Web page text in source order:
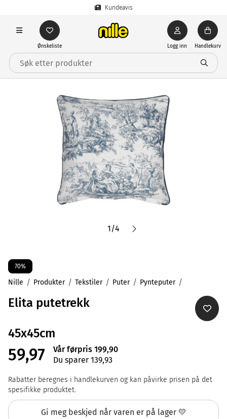
Kundeavis
Ønskeliste Logg inn Handlekurv
1/4
70%
Nille Produkter Tekstiler Puter Pynteputer
Elita putetrekk
45x45cm
59,97
Vår førpris 199,90
Du sparer 139,93
Rabatter beregnes i handlekurven og kan påvirke prisen på det
spesifikke produktet.
Gi meg beskjed når varen er på lager 💛